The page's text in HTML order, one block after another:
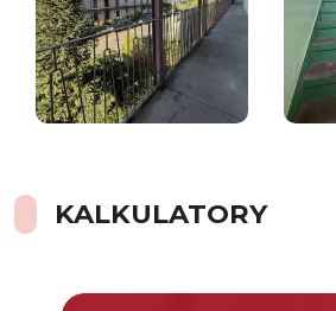
KALKULATORY